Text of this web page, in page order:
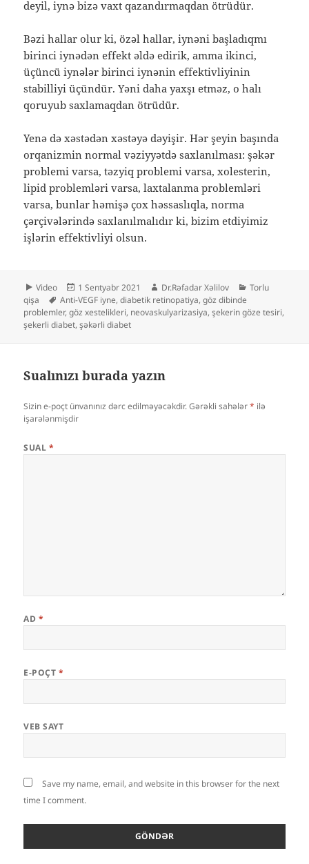
deyil, iynə bizə vaxt qazandırmaqdan ötrüdür.
Bəzi hallar olur ki, özəl hallar, iynəni başladıqmı
birinci iynədən effekt əldə edirik, amma ikinci,
üçüncü iynələr birinci iynənin effektivliyinin
stabilliyi üçündür. Yəni daha yaxşı etməz, o halı
qoruyub saxlamaqdan ötrüdür.
Yenə də xəstədən xəstəyə dəyişir. Hər şeyin başında
orqanizmin normal vəziyyətdə saxlanılması: şəkər
problemi varsa, təzyiq problemi varsa, xolesterin,
lipid problemləri varsa, laxtalanma problemləri
varsa, bunlar həmişə çox həssaslıqla, norma
çərçivələrində saxlanılmalıdır ki, bizim etdiyimiz
işlərin effektivliyi olsun.
Format
Video
Yayım
tarixi
1 Sentyabr 2021 Müəllif
Dr.Rəfadar Xəlilov Kateqoriyalar
Torlu
qişa
Etiketlər
Anti-VEGF iyne,diabetik retinopatiya,göz dibinde
problemler,göz xestelikleri, neovaskulyarizasiya,şekerin göze tesiri,
şekerli diabet,şəkərli diabet
Sualınızı burada yazın
Sizin e-poçt ünvanınız dərc edilməyəcəkdir. Gərəkli sahələr* ilə
işarələnmişdir
SUAL *
AD *
E-POÇT *
VEB SAYT
Save my name, email, and website in this browser for the next
time I comment.